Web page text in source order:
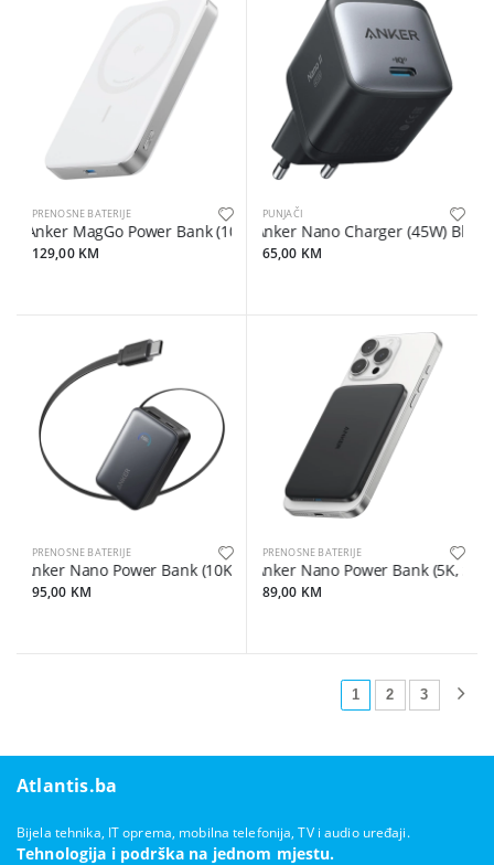
PRENOSNE BATERIJE
Anker MagGo Power Bank (10K, Magnetic Wireless) White
129,00 KM
PUNJAČI
Anker Nano Charger (45W) Black
65,00 KM
PRENOSNE BATERIJE
Anker Nano Power Bank (10K, 45W, Built-In Retractable USB-C
95,00 KM
PRENOSNE BATERIJE
Anker Nano Power Bank (5K,
89,00 KM
1 2 3
Atlantis.ba
Bijela tehnika, IT oprema, mobilna telefonija, TV i audio uređaji.
Tehnologija i podrška na jednom mjestu.